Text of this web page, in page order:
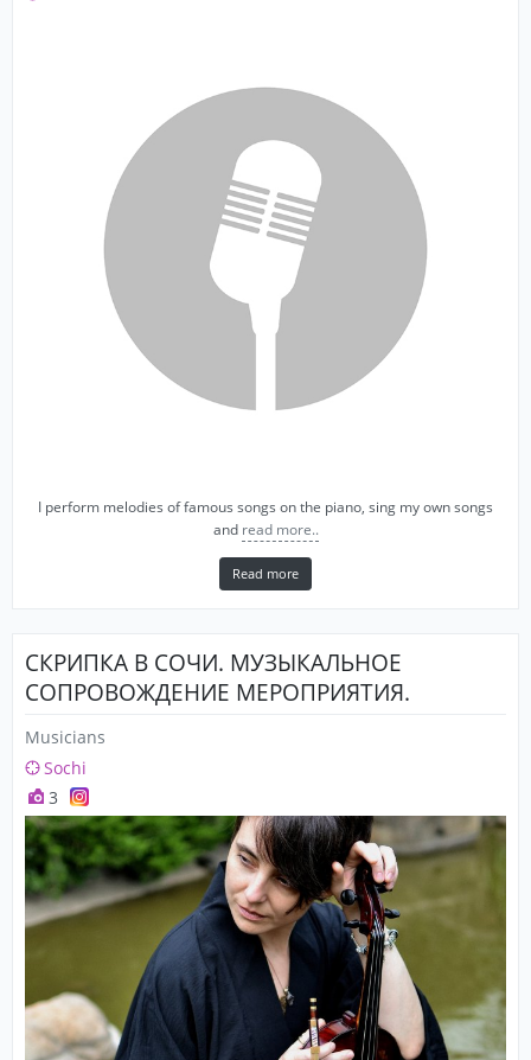
I perform melodies of famous songs on the piano, sing my own songs
and read more..
Read more
СКРИПКА В СОЧИ. МУЗЫКАЛЬНОЕ
СОПРОВОЖДЕНИЕ МЕРОПРИЯТИЯ.
Musicians
Sochi
3